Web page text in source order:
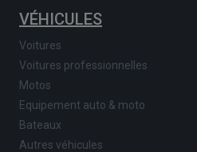
VÉHICULES
Voitures
Voitures professionnelles
Motos
Equipement auto & moto
Bateaux
Autres véhicules